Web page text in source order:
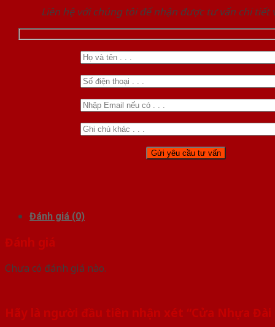
Liên hệ với chúng tôi để nhận được tư vấn chi tiết
Đánh giá (0)
Đánh giá
Chưa có đánh giá nào.
Hãy là người đầu tiên nhận xét “Cửa Nhựa Đài